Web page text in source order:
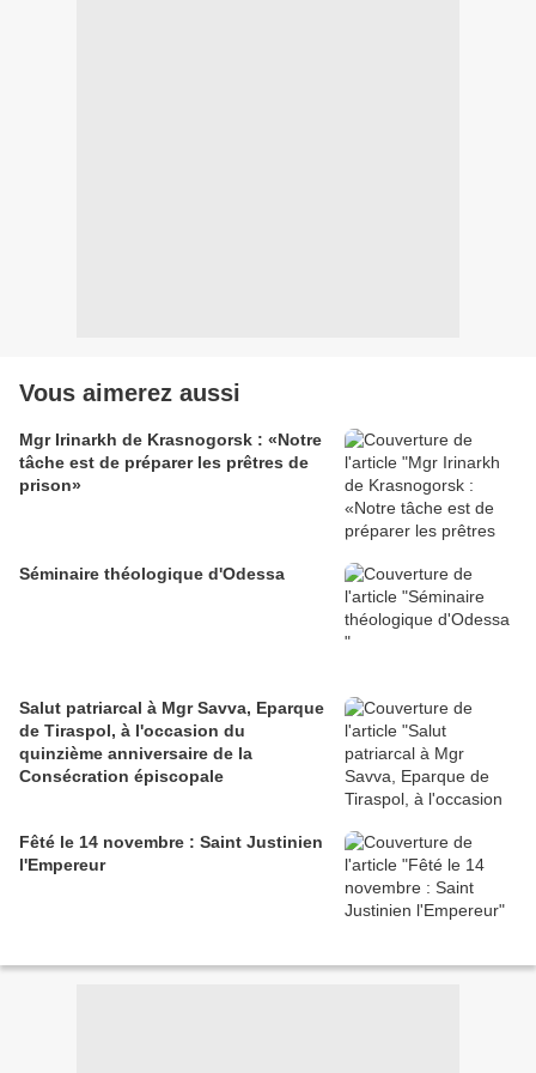
Vous aimerez aussi
Mgr Irinarkh de Krasnogorsk : «Notre
tâche est de préparer les prêtres de
prison»
Séminaire théologique d'Odessa
Salut patriarcal à Mgr Savva, Eparque
de Tiraspol, à l'occasion du
quinzième anniversaire de la
Consécration épiscopale
Fêté le 14 novembre : Saint Justinien
l'Empereur